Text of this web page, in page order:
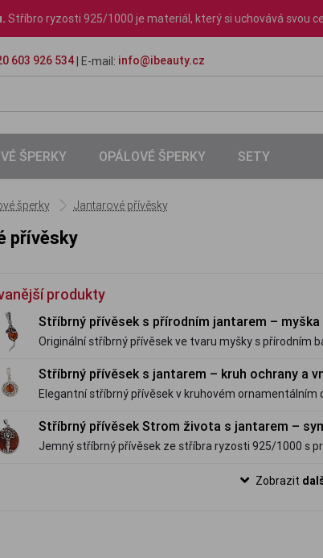
Stříbro ryzosti 925/1000 je materiál, který si uchovává svou
603 926 534| E-mail: info@ibeauty.cz
ŠPERKY OPÁLOVÉ ŠPERKY SETY
šperky Jantarové přívěsky
přívěsky
produkty
Stříbrný přívěsek s přírodním jantarem – myška
Originální stříbrný přívěsek ve tvaru myšky s přírodním
Stříbrný přívěsek s jantarem – kruh ochrany a
Elegantní stříbrný přívěsek v kruhovém
Stříbrný přívěsek Strom života s jantarem –
Jemný stříbrný přívěsek ze stříbra ryzosti 925/1000 s
Zobrazit